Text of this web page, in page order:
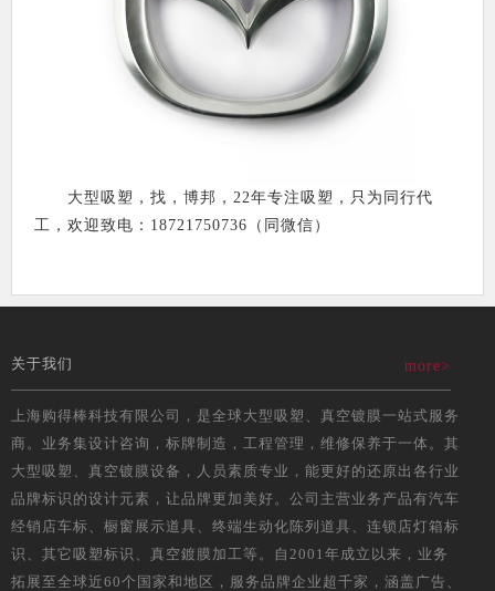
大型吸塑，找，博邦，22年专注吸塑，只为同行代
工，欢迎致电：18721750736（同微信）
关于我们 more>
上海购得棒科技有限公司，是全球大型吸塑、真空镀膜一站式服务
商。业务集设计咨询，标牌制造，工程管理，维修保养于一体。其
大型吸塑、真空镀膜设备，人员素质专业，能更好的还原出各行业
品牌标识的设计元素，让品牌更加美好。公司主营业务产品有汽车
经销店车标、橱窗展示道具、终端生动化陈列道具、连锁店灯箱标
识、其它吸塑标识、真空鍍膜加工等。自2001年成立以来，业务
拓展至全球近60个国家和地区，服务品牌企业超千家，涵盖广告、